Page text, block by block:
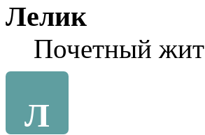
Лелик
Почетный
Л